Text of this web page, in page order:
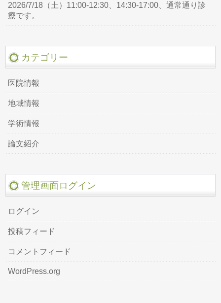
2026/7/18（土）11:00-12:30、14:30-17:00、通常通り診
療です。
カテゴリー
医院情報
地域情報
学術情報
論文紹介
管理画面ログイン
ログイン
投稿フィード
コメントフィード
WordPress.org